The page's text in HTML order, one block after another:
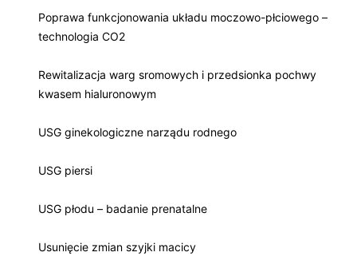
Poprawa funkcjonowania układu moczowo-płciowego –
technologia CO2
Rewitalizacja warg sromowych i przedsionka pochwy
kwasem hialuronowym
USG ginekologiczne narządu rodnego
USG piersi
USG płodu – badanie prenatalne
Usunięcie zmian szyjki macicy